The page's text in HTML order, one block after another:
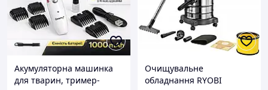
Акумуляторна машинка
для тварин, тример-
Очищувальне
обладнання RYOBI